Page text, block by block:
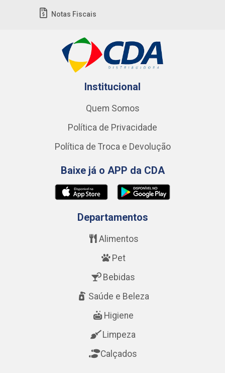
Notas Fiscais
Institucional
Quem Somos
Política de Privacidade
Política de Troca e Devolução
Baixe já o APP da CDA
Departamentos
Alimentos
Pet
Bebidas
Saúde e Beleza
Higiene
Limpeza
Calçados